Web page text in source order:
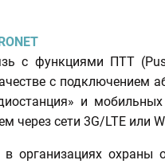
с функциями ПТТ
с подключением
и
через сети 3G/LTE или
организациях охраны